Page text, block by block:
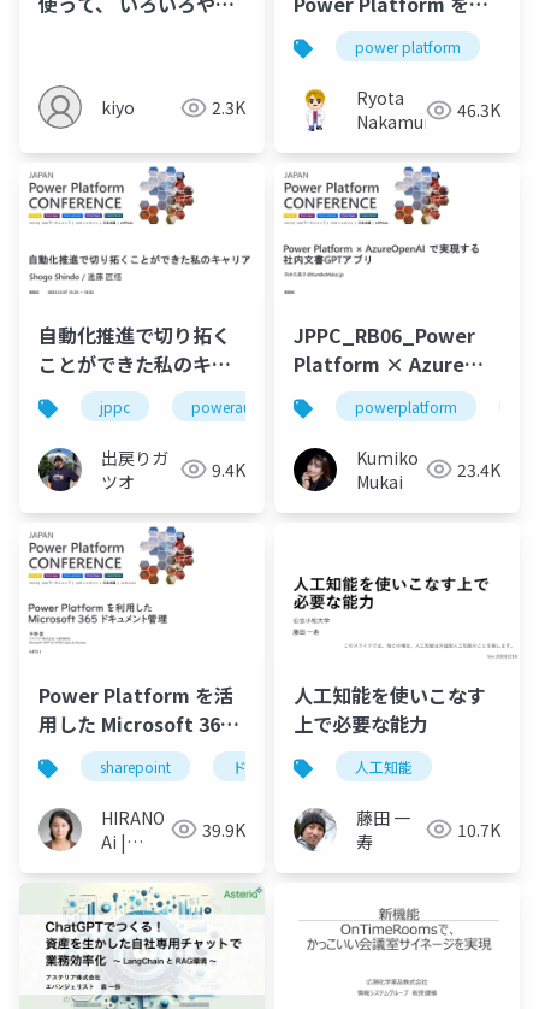
kiyo 2.3K
す理由power platform
Ryota
Nakamura
46.3K
自動化推進で切り拓く
ことができた私のキャ
リア
jppc powerautomate rb02
出戻りガ
ツオ
9.4K
JPPC_RB06_Power
Platform × Azure
OpenAI で実現する社
内文書GPTアプリ
powerplatform
Kumiko
Mukai
23.4K
Power Platform を活
用した Microsoft 365
ドキュメント管理
sharepoint ドキュメント管理 power automate
HIRANO
Ai |
MVP 👉
❤️
SharePoint
39.9K
人工知能を使いこなす
上で必要な能力
人工知能
藤田 一
寿
10.7K